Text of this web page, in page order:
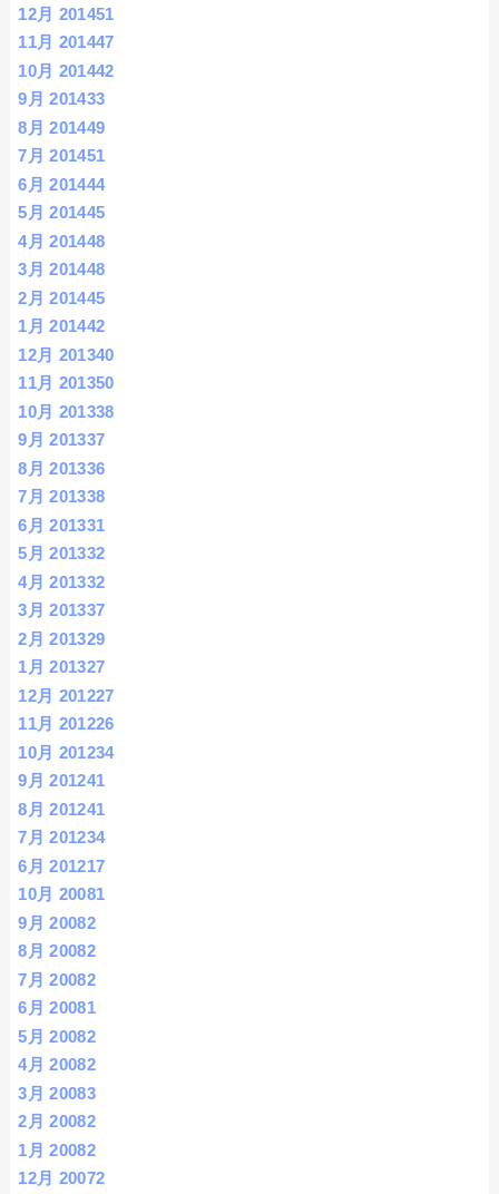
12月 201451
11月 201447
10月 201442
9月 201433
8月 201449
7月 201451
6月 201444
5月 201445
4月 201448
3月 201448
2月 201445
1月 201442
12月 201340
11月 201350
10月 201338
9月 201337
8月 201336
7月 201338
6月 201331
5月 201332
4月 201332
3月 201337
2月 201329
1月 201327
12月 201227
11月 201226
10月 201234
9月 201241
8月 201241
7月 201234
6月 201217
10月 20081
9月 20082
8月 20082
7月 20082
6月 20081
5月 20082
4月 20082
3月 20083
2月 20082
1月 20082
12月 20072